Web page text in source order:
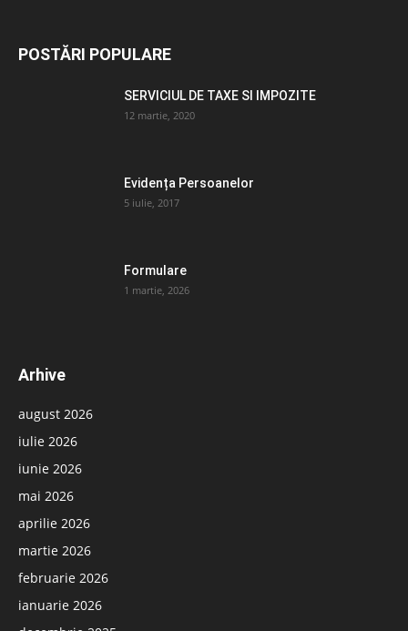
POSTĂRI POPULARE
SERVICIUL DE TAXE SI IMPOZITE
12 martie, 2020
Evidența Persoanelor
5 iulie, 2017
Formulare
1 martie, 2026
Arhive
august 2026
iulie 2026
iunie 2026
mai 2026
aprilie 2026
martie 2026
februarie 2026
ianuarie 2026